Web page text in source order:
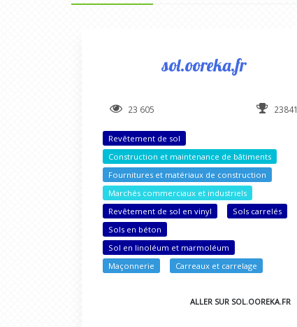
sol.ooreka.fr
23 605 23841
Revêtement de sol
Construction et maintenance de bâtiments
Fournitures et matériaux de construction
Marchés commerciaux et industriels
Revêtement de sol en vinyl
Sols carrelés
Sols en béton
Sol en linoléum et marmoléum
Maçonnerie
Carreaux et carrelage
ALLER SUR SOL.OOREKA.FR